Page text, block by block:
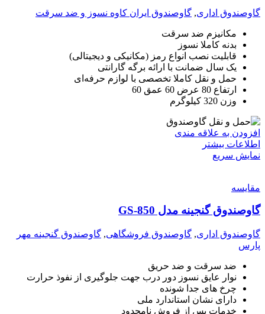
گاوصندوق اداری, گاوصندوق ایران کاوه نسوز و ضد سرقت
مکانیزم ضد سرقت
بدنه کاملا نسوز
قابلیت نصب انواع رمز (مکانیکی و دیجیتالی)
یک سال ضمانت با ارائه برگه گارانتی
حمل و نقل کاملا تخصصی با لوازم حرفه‌ای
ارتفاع 80 عرض 60 عمق 60
وزن 320 کیلوگرم
افزودن به علاقه مندی
اطلاعات بیشتر
نمایش سریع
مقايسه
گاوصندوق گنجینه مدل GS-850
گاوصندوق اداری, گاوصندوق فروشگاهی, گاوصندوق گنجینه مهر
پارس
ضد سرقت و ضد حریق
نوار عایق نسوز دور درب جهت جلوگیری از نفوذ حرارت
چرخ های جدا شونده
دارای نشان استاندارد ملی
خدمات پس از فروش نامحدود